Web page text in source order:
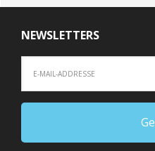
NEWSLETTERS